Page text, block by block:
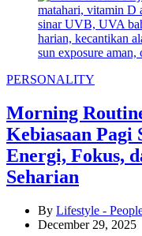
Categories
PERSONALITY
Morning
Kebiasaan Pagi
Energi, Fokus,
Seharian
By Lifestyle -
December 29, 2025